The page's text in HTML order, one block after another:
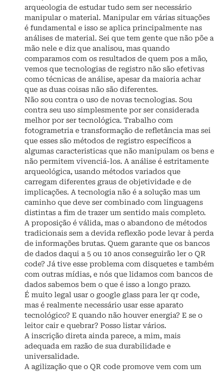
arqueologia de estudar tudo sem ser necessário
manipular o material. Manipular em várias situações
é fundamental e isso se aplica principalmente nas
análises de material. Sei que tem gente que não põe a
mão nele e diz que analisou, mas quando
comparamos com os resultados de quem pos a mão,
vemos que tecnologias de registro não são efetivas
como técnicas de análise, apesar da maioria achar
que as duas coisas não são diferentes.
Não sou contra o uso de novas tecnologias. Sou
contra seu uso simplesmente por ser considerada
melhor por ser tecnológica. Trabalho com
fotogrametria e transformação de refletância mas sei
que esses são métodos de registro específicos a
algumas caracteristicas que não manipulam os bens e
não permitem vivenciá-los. A análise é estritamente
arqueológica, usando métodos variados que
carregam diferentes graus de objetividade e de
implicações. A tecnologia não é a solução mas um
caminho que deve ser combinado com linguagens
distintas a fim de trazer um sentido mais completo.
A proposição é válida, mas o abandono de métodos
tradicionais sem a devida reflexão pode levar à perda
de informações brutas. Quem garante que os bancos
de dados daqui a 5 ou 10 anos conseguirão ler o QR
code? Já tive esse problema com disquetes e também
com outras mídias, e nós que lidamos com bancos de
dados sabemos bem o que é isso a longo prazo.
É muito legal usar o google glass para ler qr code,
mas é realmente necessário usar esse aparato
tecnológico? E quando não houver energia? E se o
leitor cair e quebrar? Posso listar vários.
A inscrição direta ainda parece, a mim, mais
adequada em razão de sua durabilidade e
universalidade.
A agilização que o QR code promove vem com um